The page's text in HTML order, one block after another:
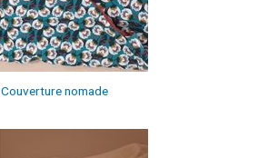
Couverture nomade